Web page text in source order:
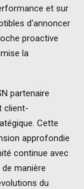
et sur
d'annoncer
proactive
la
partenaire
client-
Cette
approfondie
continue avec
manière
du